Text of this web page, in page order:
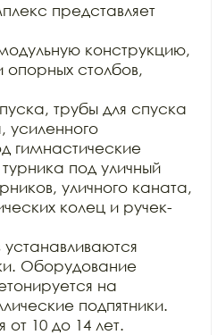
представляет
конструкцию,
опорных столбов,
трубы для спуска
усиленного
гимнастические
под уличный
уличного каната,
колец и ручек-
Оборудование
на
подпятники.
от 10 до 14 лет.